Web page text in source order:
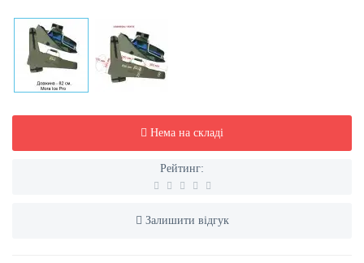
Нема на складі
Рейтинг:
Залишити відгук